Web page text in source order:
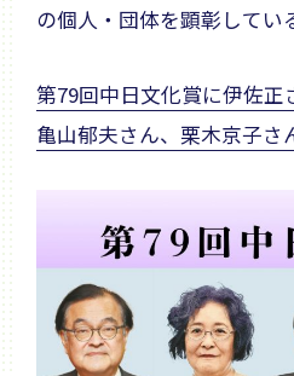
の個人・団体を顕彰してい
第79回中日文化賞に伊佐正
亀山郁夫さん、栗木京子さ